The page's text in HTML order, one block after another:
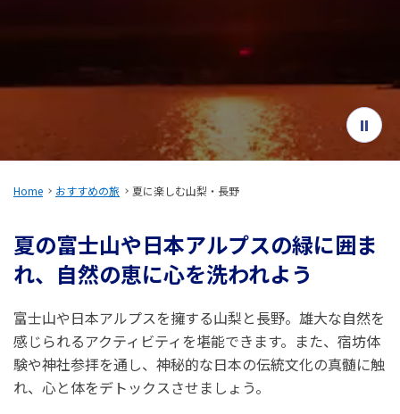
ANA サービス
閉じる
Home おすすめの旅 夏に楽しむ山梨・長野
夏の富士山や日本アルプスの緑に囲ま
れ、自然の恵に心を洗われよう
富士山や日本アルプスを擁する山梨と長野。雄大な自然を
感じられるアクティビティを堪能できます。また、宿坊体
験や神社参拝を通し、神秘的な日本の伝統文化の真髄に触
れ、心と体をデトックスさせましょう。